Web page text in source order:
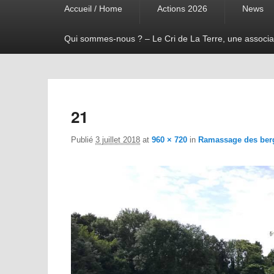
Accueil / Home Actions 2026 News
Qui sommes-nous ? – Le Cri de La Terre, une
21
Publié 3 juillet 2018 at 960 × 720 in Ramassage des